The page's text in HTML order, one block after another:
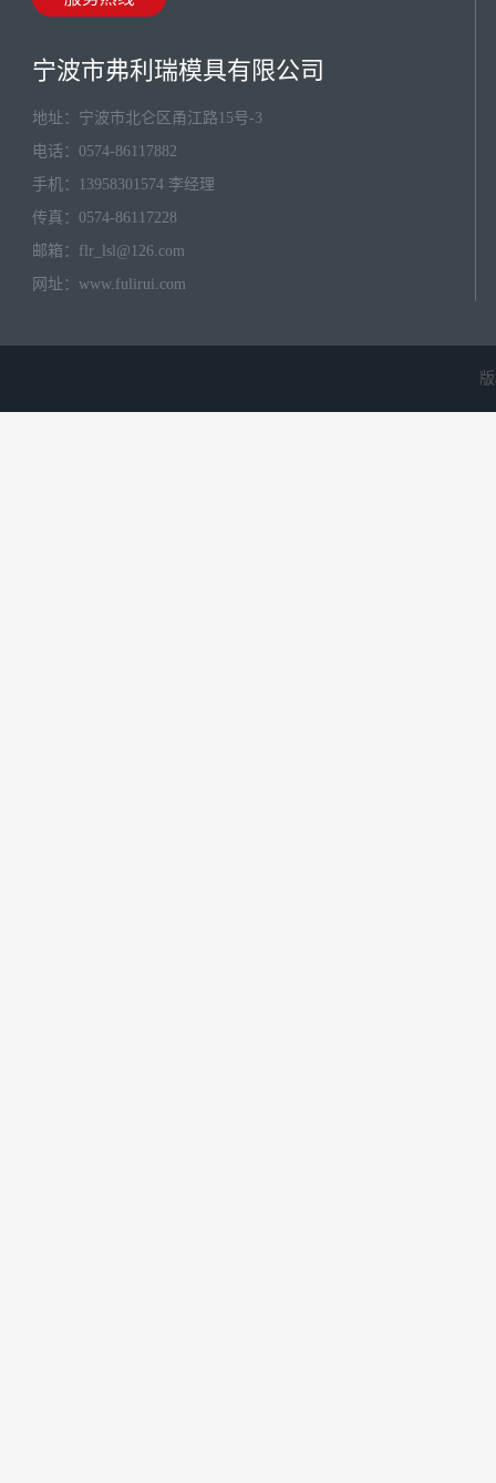
宁波市弗利瑞模具有限公司
地址：宁波市北仑区甬江路15号-3
电话：0574-86117882
手机：13958301574 李经理
传真：0574-86117228
邮箱： flr_lsl@126.com
网址： www.fulirui.com